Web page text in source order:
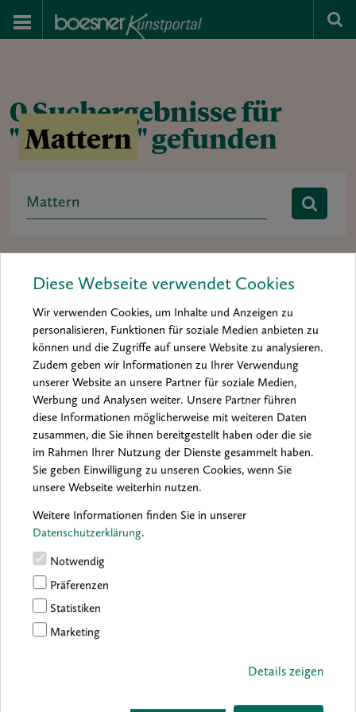
Diese Webseite verwendet Cookies
Wir verwenden Cookies, um Inhalte und Anzeigen zu
personalisieren, Funktionen für soziale Medien anbieten zu
können und die Zugriffe auf unsere Website zu analysieren.
Zudem geben wir Informationen zu Ihrer Verwendung
unserer Website an unsere Partner für soziale Medien,
Werbung und Analysen weiter. Unsere Partner führen
diese Informationen möglicherweise mit weiteren Daten
zusammen, die Sie ihnen bereitgestellt haben oder die sie
im Rahmen Ihrer Nutzung der Dienste gesammelt haben.
Sie geben Einwilligung zu unseren Cookies, wenn Sie
unsere Webseite weiterhin nutzen.
Weitere Informationen finden Sie in unserer
Datenschutzerklärung.
Notwendig
Präferenzen
Statistiken
Marketing
Details zeigen
0 Suchergebnisse für
" Mattern " gefunden
Search
for:
Rubrik: Ausstellung baa 2014
Kunst & Künstler Material & Inspiration
Materialkunde Mein Material News Porträt Praxis
Archiv: 2026 2025 2024 2023 2022 2021
2017
Sorry, no results were found.